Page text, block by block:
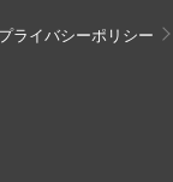
プライバシーポリシー